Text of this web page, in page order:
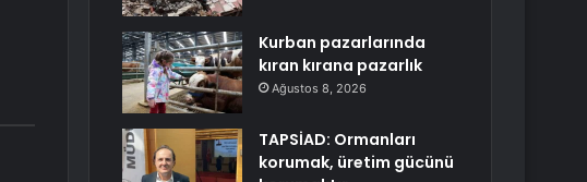
Kurban pazarlarında
kıran kırana pazarlık
Ağustos 8, 2026
TAPSİAD: Ormanları
korumak, üretim gücünü